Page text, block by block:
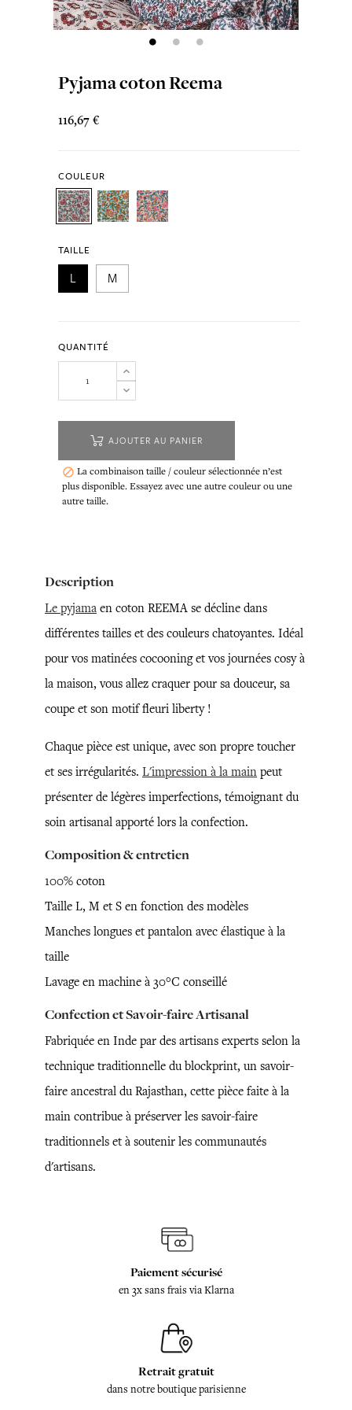
Pyjama coton Reema
116,67 €
COULEUR
TAILLE
L M
QUANTITÉ
AJOUTER AU PANIER
 La combinaison taille / couleur sélectionnée n’est
plus disponible. Essayez avec une autre couleur ou une
autre taille.
Description
Le pyjama en coton REEMA se décline dans
différentes tailles et des couleurs chatoyantes. Idéal
pour vos matinées cocooning et vos journées cosy à
la maison, vous allez craquer pour sa douceur, sa
coupe et son motif fleuri liberty !
Chaque pièce est unique, avec son propre toucher
et ses irrégularités. L'impression à la main peut
présenter de légères imperfections, témoignant du
soin artisanal apporté lors la confection.
Composition & entretien
100% coton
Taille L, M et S en fonction des modèles
Manches longues et pantalon avec élastique à la
taille
Lavage en machine à 30°C conseillé
Confection et Savoir-faire Artisanal
Fabriquée en Inde par des artisans experts selon la
technique traditionnelle du blockprint, un savoir-
faire ancestral du Rajasthan, cette pièce faite à la
main contribue à préserver les savoir-faire
traditionnels et à soutenir les communautés
d'artisans.
Paiement sécurisé
en 3x sans frais via Klarna
Retrait gratuit
dans notre boutique parisienne